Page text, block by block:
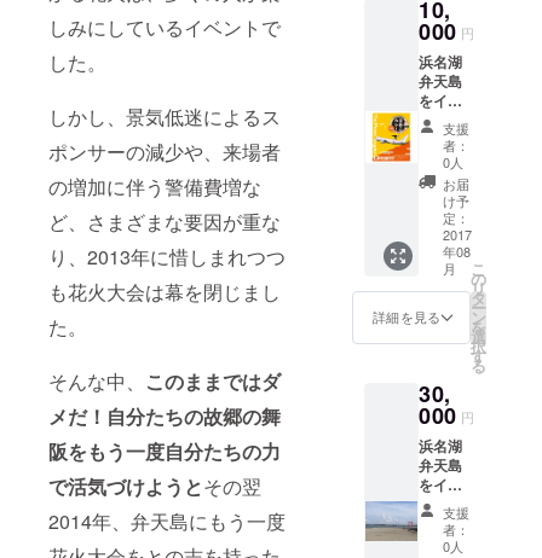
しみにしているイベントで
した。
しかし、景気低迷によるス
ポンサーの減少や、来場者
の増加に伴う警備費増な
ど、さまざまな要因が重な
り、2013年に惜しまれつつ
も花火大会は幕を閉じまし
た。
そんな中、 このままではダ
メだ！自分たちの故郷の舞
阪をもう一度自分たちの力
で活気づけようとその翌
2014年、弁天島にもう一度
お返し
しま
す。（1
枚） 特
別観覧
シート
はフェ
ス会場
の海岸
に面し
た花火
を観や
すい場
所にご
用意い
たしま
す。
10,
000 円
浜名湖
弁天島
をイ
メージ
し「浜
松注染
そめ」
で製作
した特
製手ぬ
ぐいで
す（1
枚） 特
別観覧
シート
はフェ
の海岸
に面し
た花火
を観や
すい場
所にご
用意い
たしま
す。
支援
者：
0人
お届
け予
定：
2017
年08
月
詳細を見る
こ
の
リ
タ
ー
ン
を
選
択
す
る
30,
000 円
浜名湖
弁天島
をイ
メージ
し「浜
松注染
支援
者：
0人